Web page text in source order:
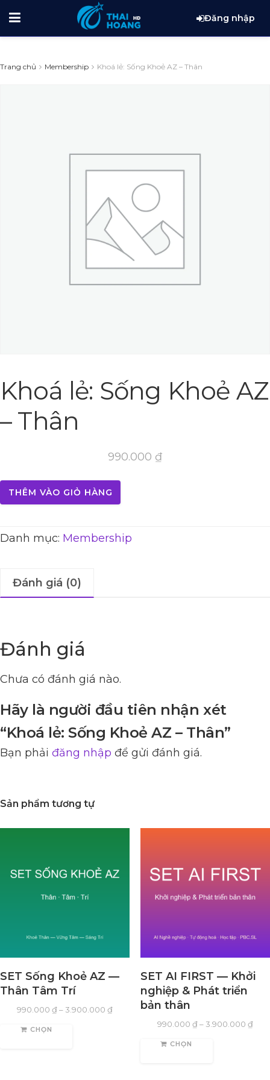
Đăng nhập
Trang chủ Membership Khoá lẻ: Sống Khoẻ AZ – Thân
Khoá lẻ: Sống Khoẻ AZ
– Thân
990.000 ₫
THÊM VÀO GIỎ HÀNG
Danh mục: Membership
Đánh giá (0)
Đánh giá
Chưa có đánh giá nào.
Hãy là người đầu tiên nhận xét
“Khoá lẻ: Sống Khoẻ AZ – Thân”
Bạn phải đăng nhập để gửi đánh giá.
Sản phẩm tương tự
SET Sống Khoẻ AZ —
Thân Tâm Trí
990.000₫– 3.900.000₫
CHỌN
SET AI FIRST — Khởi
nghiệp & Phát triển
bản thân
990.000 ₫– 3.900.000 ₫
CHỌN